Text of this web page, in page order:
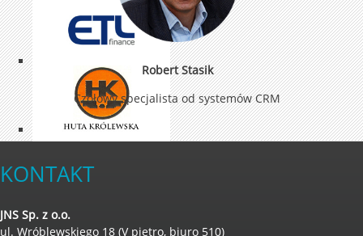
Robert Stasik
Czołowy specjalista od systemów CRM
KONTAKT
JNS Sp. z o.o.
ul. Wróblewskiego 18 (V piętro, biuro 510)